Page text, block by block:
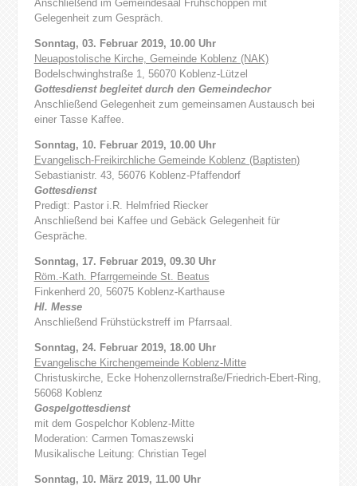
Anschließend im Gemeindesaal Frühschoppen mit
Gelegenheit zum Gespräch.
Sonntag, 03. Februar 2019, 10.00 Uhr
Neuapostolische Kirche, Gemeinde Koblenz (NAK)
Bodelschwinghstraße 1, 56070 Koblenz-Lützel
Gottesdienst begleitet durch den Gemeindechor
Anschließend Gelegenheit zum gemeinsamen Austausch bei
einer Tasse Kaffee.
Sonntag, 10. Februar 2019, 10.00 Uhr
Evangelisch-Freikirchliche Gemeinde Koblenz (Baptisten)
Sebastianistr. 43, 56076 Koblenz-Pfaffendorf
Gottesdienst
Predigt: Pastor i.R. Helmfried Riecker
Anschließend bei Kaffee und Gebäck Gelegenheit für
Gespräche.
Sonntag, 17. Februar 2019, 09.30 Uhr
Röm.-Kath. Pfarrgemeinde St. Beatus
Finkenherd 20, 56075 Koblenz-Karthause
Hl. Messe
Anschließend Frühstückstreff im Pfarrsaal.
Sonntag, 24. Februar 2019, 18.00 Uhr
Evangelische Kirchengemeinde Koblenz-Mitte
Christuskirche, Ecke Hohenzollernstraße/Friedrich-Ebert-Ring,
56068 Koblenz
Gospelgottesdienst
mit dem Gospelchor Koblenz-Mitte
Moderation: Carmen Tomaszewski
Musikalische Leitung: Christian Tegel
Sonntag, 10. März 2019, 11.00 Uhr